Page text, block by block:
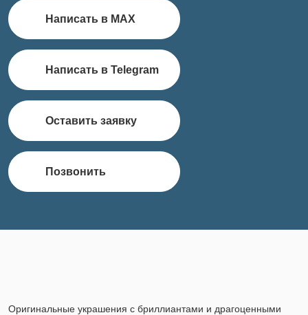
Написать в MAX
Написать в Telegram
Оставить заявку
Позвонить
Оригинальные украшения с бриллиантами и драгоценными